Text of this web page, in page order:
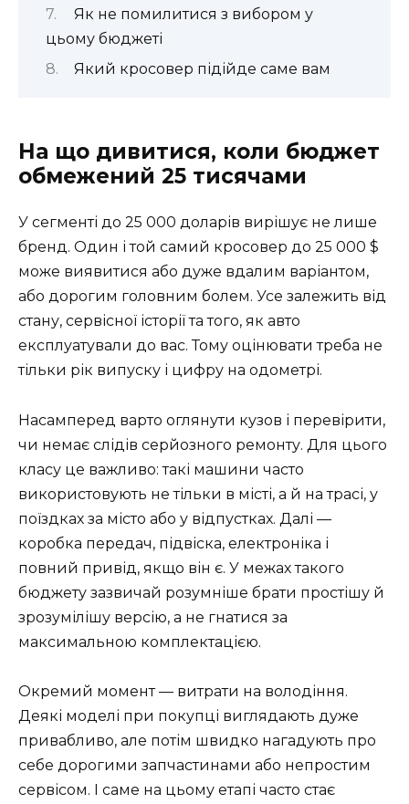
Як не помилитися з вибором у
цьому бюджеті
Який кросовер підійде саме вам
На що дивитися, коли бюджет
обмежений 25 тисячами
У сегменті до 25 000 доларів вирішує не лише
бренд. Один і той самий кросовер до 25 000 $
може виявитися або дуже вдалим варіантом,
або дорогим головним болем. Усе залежить від
стану, сервісної історії та того, як авто
експлуатували до вас. Тому оцінювати треба не
тільки рік випуску і цифру на одометрі.
Насамперед варто оглянути кузов і перевірити,
чи немає слідів серйозного ремонту. Для цього
класу це важливо: такі машини часто
використовують не тільки в місті, а й на трасі, у
поїздках за місто або у відпустках. Далі —
коробка передач, підвіска, електроніка і
повний привід, якщо він є. У межах такого
бюджету зазвичай розумніше брати простішу й
зрозумілішу версію, а не гнатися за
максимальною комплектацією.
Окремий момент — витрати на володіння.
Деякі моделі при покупці виглядають дуже
привабливо, але потім швидко нагадують про
себе дорогими запчастинами або непростим
сервісом. І саме на цьому етапі часто стає